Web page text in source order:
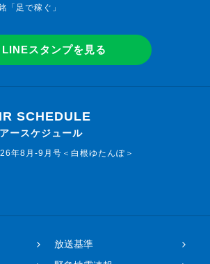
「足で稼ぐ」
LINEスタンプを見る
SCHEDULE
ースケジュール
年8月-9月号＜白根ゆたんぽ＞
放送基準